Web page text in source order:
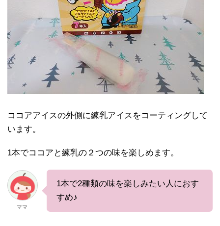
ココアアイスの外側に練乳アイスをコーティングして
います。
1本でココアと練乳の２つの味を楽しめます。
ママ
1本で2種類の味を楽しみたい人におす
すめ♪